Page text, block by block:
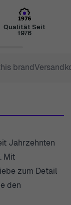
Qualität Seit
1976
brand
Jahrzehnten
Mit
zum Detail
den
auf der